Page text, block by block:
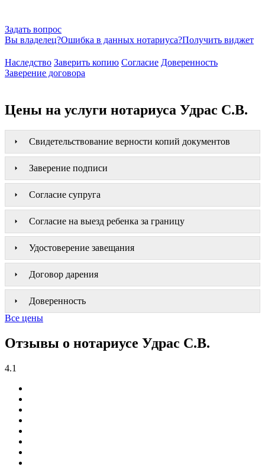
Задать вопрос
Вы владелец?Ошибка в данных нотариуса?Получить виджет
Наследство Заверить копию Согласие Доверенность
Заверение договора
Цены на услуги нотариуса Удрас С.В.
Свидетельствование верности копий документов
Заверение подписи
Согласие супруга
Согласие на выезд ребенка за границу
Удостоверение завещания
Договор дарения
Доверенность
Все цены
Отзывы о нотариусе Удрас С.В.
4.1